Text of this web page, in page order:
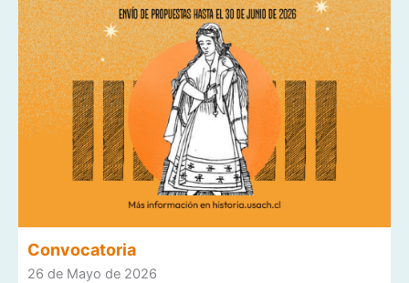
Convocatoria
26 de Mayo de 2026